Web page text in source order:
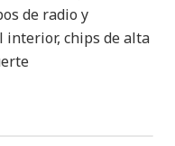
de radio y
chips de alta